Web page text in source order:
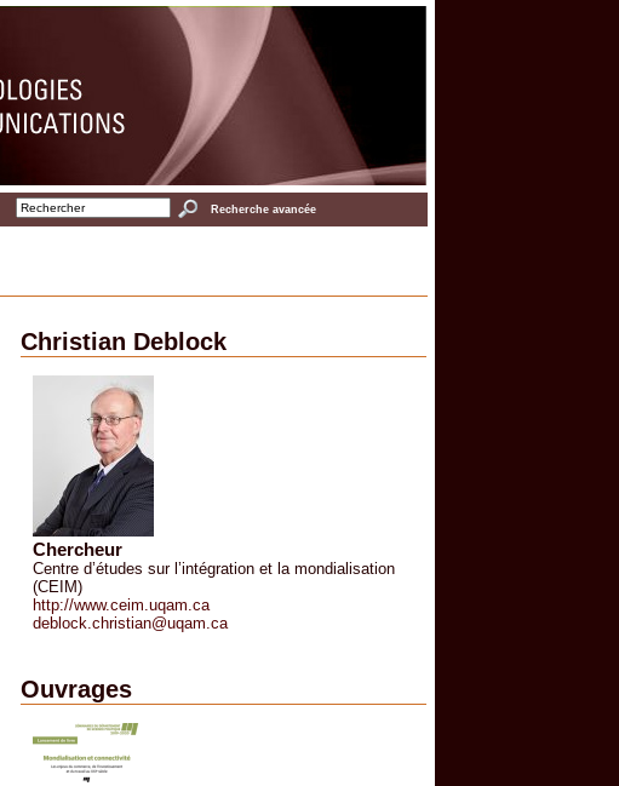
Recherche avancée
Christian Deblock
Chercheur
Centre d’études sur l’intégration et la mondialisation
(CEIM)
http://www.ceim.uqam.ca
deblock.christian@uqam.ca
Ouvrages